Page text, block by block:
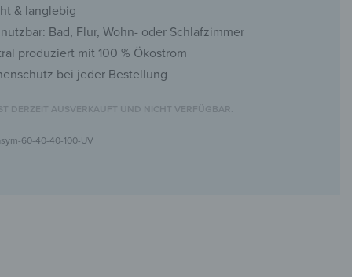
& langlebig
Bad, Flur, Wohn- oder Schlafzimmer
produziert mit 100 % Ökostrom
bei jeder Bestellung
DERZEIT AUSVERKAUFT UND NICHT VERFÜGBAR.
60-40-40-100-UV